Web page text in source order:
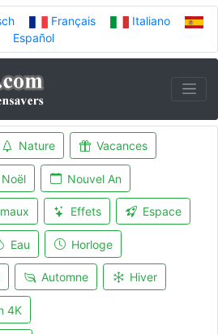
Français
Italiano
Español
Nature Vacances
Noël Nouvel An
Effets Espace
Eau Horloge
Automne Hiver
4K